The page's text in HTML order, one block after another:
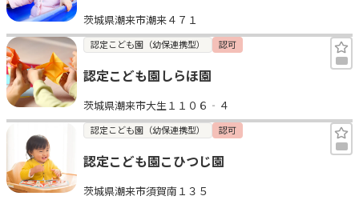
見学日記
メッセージ
おすすめの園
エンクルの特徴と活用方法
コラム
お知らせ
茨城県潮来市潮来４７１
認定こども園（幼保連携型） 認可
認定こども園しらほ園
茨城県潮来市大生１１０６‐４
認定こども園（幼保連携型） 認可
認定こども園こひつじ園
茨城県潮来市須賀南１３５